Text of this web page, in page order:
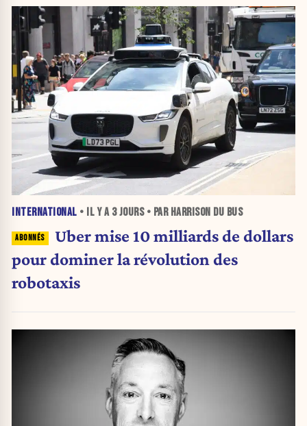
INTERNATIONAL • IL Y A 3 JOURS• PAR HARRISON DU BUS
Uber mise 10 milliards de dollars
pour dominer la révolution des
robotaxis